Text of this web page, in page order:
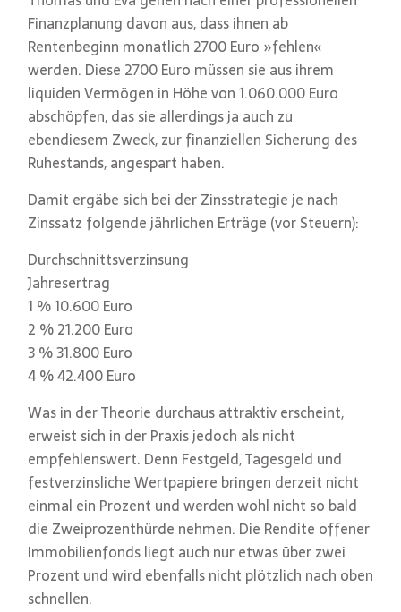
Finanzplanung davon aus, dass ihnen ab
Rentenbeginn monatlich 2700 Euro »fehlen«
werden. Diese 2700 Euro müssen sie aus ihrem
liquiden Vermögen in Höhe von 1.060.000 Euro
abschöpfen, das sie allerdings ja auch zu
ebendiesem Zweck, zur finanziellen Sicherung des
Ruhestands, angespart haben.
Damit ergäbe sich bei der Zinsstrategie je nach
Zinssatz folgende jährlichen Erträge (vor Steuern):
Durchschnittsverzinsung
Jahresertrag
1 % 10.600 Euro
2 % 21.200 Euro
3 % 31.800 Euro
4 % 42.400 Euro
Was in der Theorie durchaus attraktiv erscheint,
erweist sich in der Praxis jedoch als nicht
empfehlenswert. Denn Festgeld, Tagesgeld und
festverzinsliche Wertpapiere bringen derzeit nicht
einmal ein Prozent und werden wohl nicht so bald
die Zweiprozenthürde nehmen. Die Rendite offener
Immobilienfonds liegt auch nur etwas über zwei
Prozent und wird ebenfalls nicht plötzlich nach oben
schnellen.